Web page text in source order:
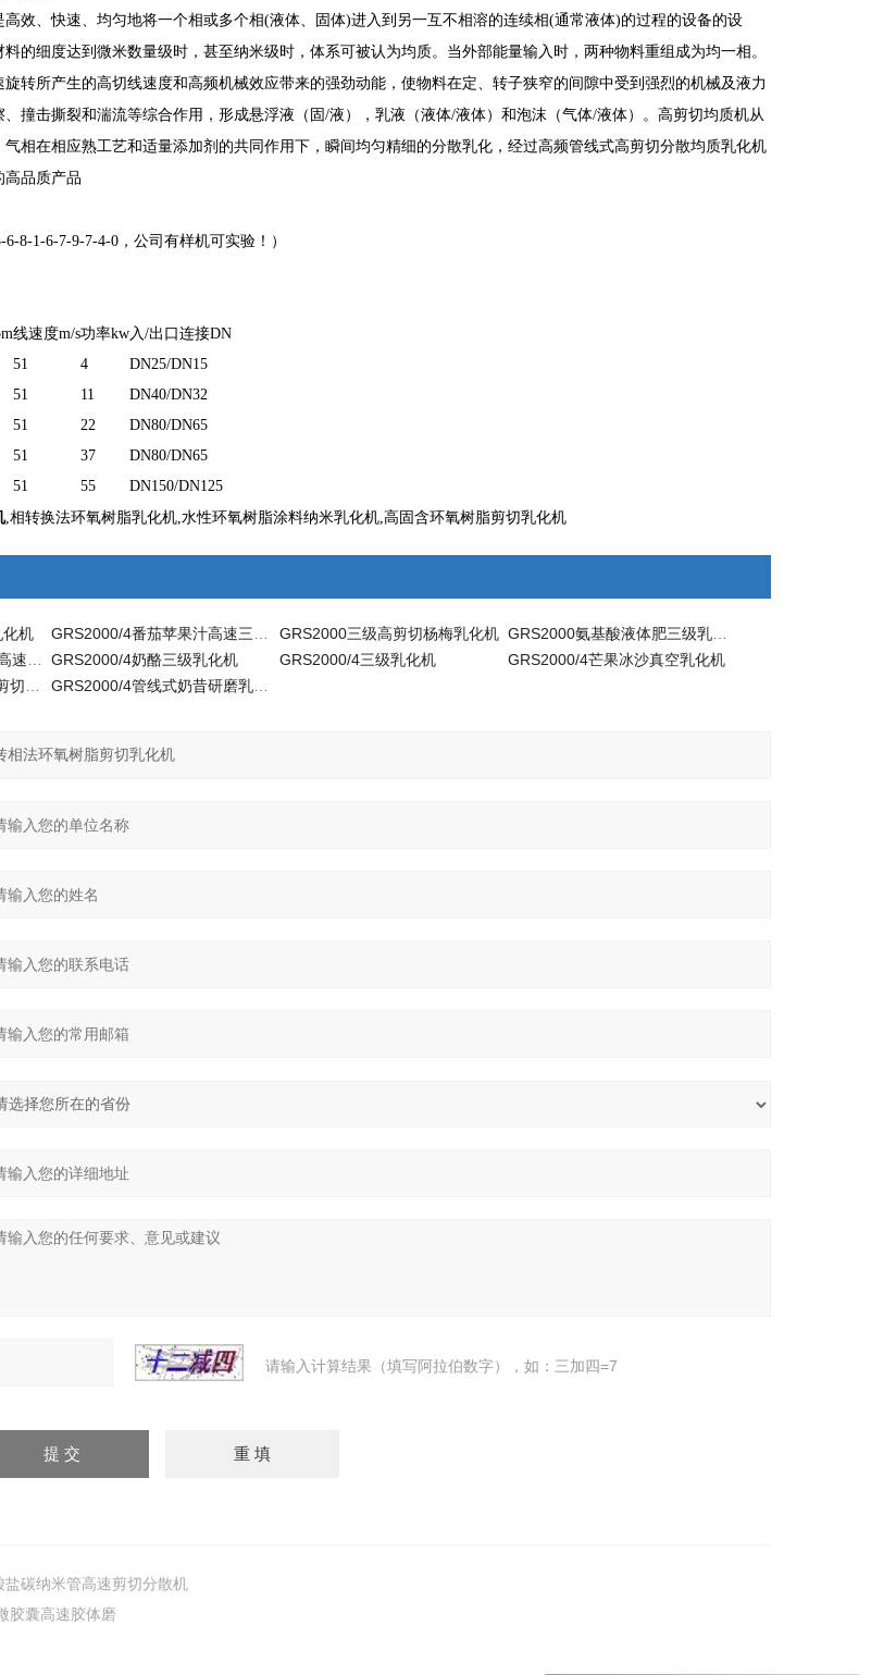
效、快速、均匀地将一个相或多个相(液体、固体)进入到另一互不相溶的连续相(通常液体)的过程的设备的设
的细度达到微米数量级时，甚至纳米级时，体系可被认为均质。当外部能量输入时，两种物料重组成为均一相。
转所产生的高切线速度和高频机械效应带来的强劲动能，使物料在定、转子狭窄的间隙中受到强烈的机械及液力
撞击撕裂和湍流等综合作用，形成悬浮液（固/液），乳液（液体/液体）和泡沫（气体/液体）。高剪切均质机从
相在相应熟工艺和适量添加剂的共同作用下，瞬间均匀精细的分散乳化，经过高频管线式高剪切分散均质乳化机
高品质产品
6-8-1-6-7-9-7-4-0，公司有样机可实验！）
线速度m/s功率kw入/出口连接DN
51 4
DN25/DN15
51 11
DN40/DN32
51 22
DN80/DN65
51 37
DN80/DN65
51 55
DN150/DN125
,相转换法环氧树脂乳化机,水性环氧树脂涂料纳米乳化机,高固含环氧树脂剪切乳化机
化机 GRS2000三级高剪切杨梅乳化机
GRS2000/4奶酪三级乳化机 GRS2000/4三级乳化机
GRS2000/4芒果冰沙真空乳化机
请输入计算结果（填写阿拉伯数字），如：三加四=7
碳纳米管高速剪切分散机
胶囊高速胶体磨